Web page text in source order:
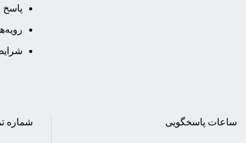
شماره تماس : ساعات پاسخگویی